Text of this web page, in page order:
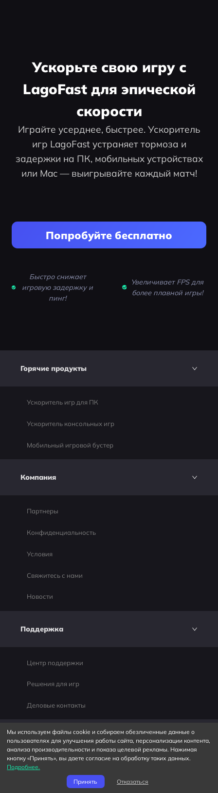
Ускорьте свою игру с
LagoFast для эпической
скорости
Играйте усерднее, быстрее. Ускоритель
игр LagoFast устраняет тормоза и
задержки на ПК, мобильных устройствах
или Mac — выигрывайте каждый матч!
Попробуйте бесплатно
Быстро снижает
игровую задержку и
пинг!
Увеличивает FPS для
более плавной игры!
Горячие продукты
Ускоритель игр для ПК
Ускоритель консольных игр
Мобильный игровой бустер
Компания
Партнеры
Конфиденциальность
Условия
Свяжитесь с нами
Новости
Поддержка
Центр поддержки
Решения для игр
Деловые контакты
Партнеры
Delta Force
Мы используем файлы cookie и собираем обезличенные данные о
пользователях для улучшения работы сайта, персонализации контента,
анализа производительности и показа целевой рекламы. Нажимая
кнопку «Принять», вы даете согласие на обработку таких данных.
Подробнее.
Принять
Отказаться